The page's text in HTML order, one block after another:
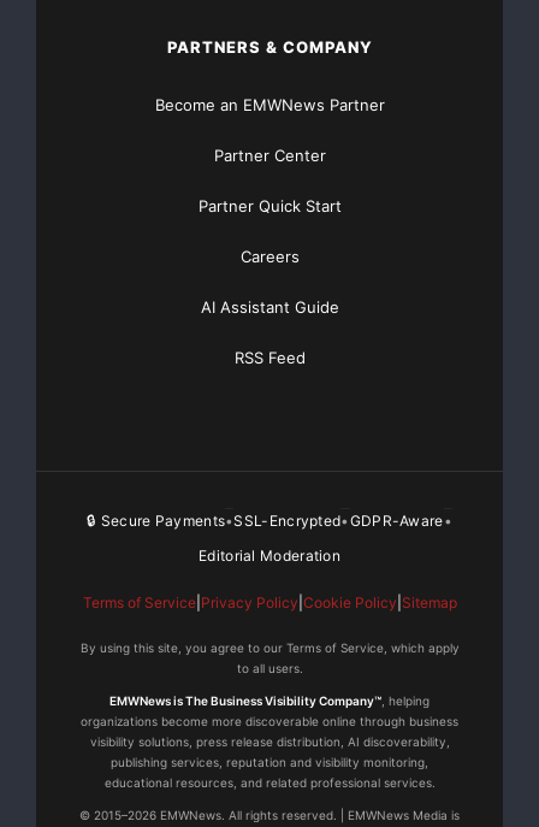
PARTNERS & COMPANY
Become an EMWNews Partner
Partner Center
Partner Quick Start
Careers
AI Assistant Guide
RSS Feed
🔒 Secure Payments•SSL-Encrypted•GDPR-Aware•
Editorial Moderation
Terms of Service| Privacy Policy Cookie Policy Sitemap
By using this site, you agree to our Terms of Service, which apply
to all users.
EMWNews is The Business Visibility Company™ , helping
organizations become more discoverable online through business
visibility solutions, press release distribution, AI discoverability,
publishing services, reputation and visibility monitoring,
educational resources, and related professional services.
© 2015–2026 EMWNews. All rights reserved. | EMWNews Media is